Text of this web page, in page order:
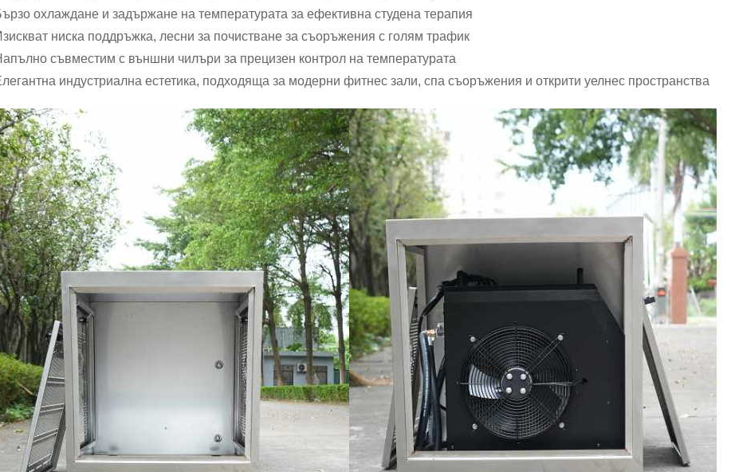
охлаждане и задържане на температурата за ефективна студена терапия
ниска поддръжка, лесни за почистване за съоръжения с голям трафик
съвместим с външни чилъри за прецизен контрол на температурата
индустриална естетика, подходяща за модерни фитнес зали, спа съоръжения и открити уелнес пространства